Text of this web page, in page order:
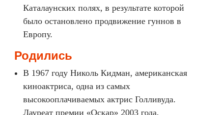
Каталаунских полях, в результате которой
было остановлено продвижение гуннов в
Европу.
Родились
В 1967 году Николь Кидман, американская
киноактриса, одна из самых
высокооплачиваемых актрис Голливуда.
Лауреат премии «Оскар» 2003 года,